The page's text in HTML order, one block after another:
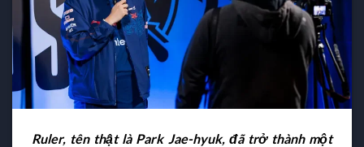
Ruler, tên thật là Park Jae-hyuk, đã trở thành một